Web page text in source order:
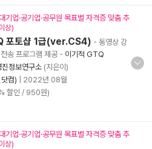
기업·공기업·공무원 목표별 자격증 맞춤 추
상)
포토샵 1급(ver.CS4) - 동영상 강
송 프로그램 제공 - 이기적 GTQ
진정보연구소 (지은이)
컴)
2022년 08월
할인 / 950원)
기업·공기업·공무원 목표별 자격증 맞춤 추
상)